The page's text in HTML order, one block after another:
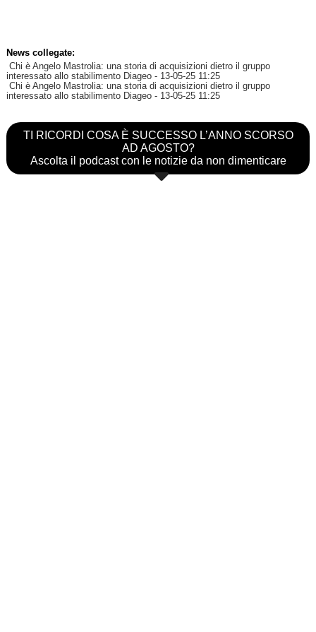
News collegate:
Chi è Angelo Mastrolia: una storia di acquisizioni dietro il gruppo
interessato allo stabilimento Diageo- 13-05-25 11:25
Chi è Angelo Mastrolia: una storia di acquisizioni dietro il gruppo
interessato allo stabilimento Diageo- 13-05-25 11:25
TI RICORDI COSA È SUCCESSO L’ANNO SCORSO
AD AGOSTO?
Ascolta il podcast con le notizie da non dimenticare